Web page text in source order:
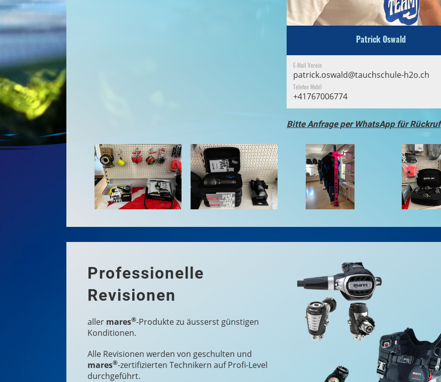
Patrick Oswald
E-Mail Verein
patrick.oswald@tauchschule-h2o.ch
Telefon Mobil
+41767006774
Bitte Anfrage per WhatsApp für Rückruf
Professionelle
Revisionen
aller mares®-Produkte zu äusserst günstigen
Konditionen.
Alle Revisionen werden von geschulten und
mares®-zertifizierten Technikern auf Profi-Level
durchgeführt.